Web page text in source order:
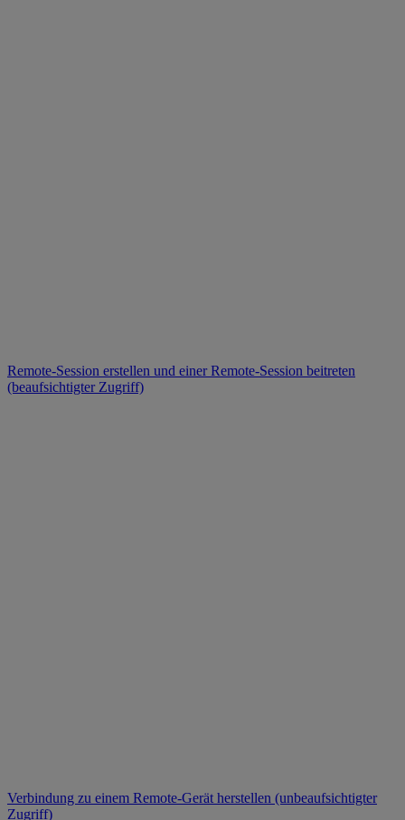
Remote-Session erstellen und einer Remote-Session beitreten
(beaufsichtigter Zugriff)
Verbindung zu einem Remote-Gerät herstellen (unbeaufsichtigter
Zugriff)